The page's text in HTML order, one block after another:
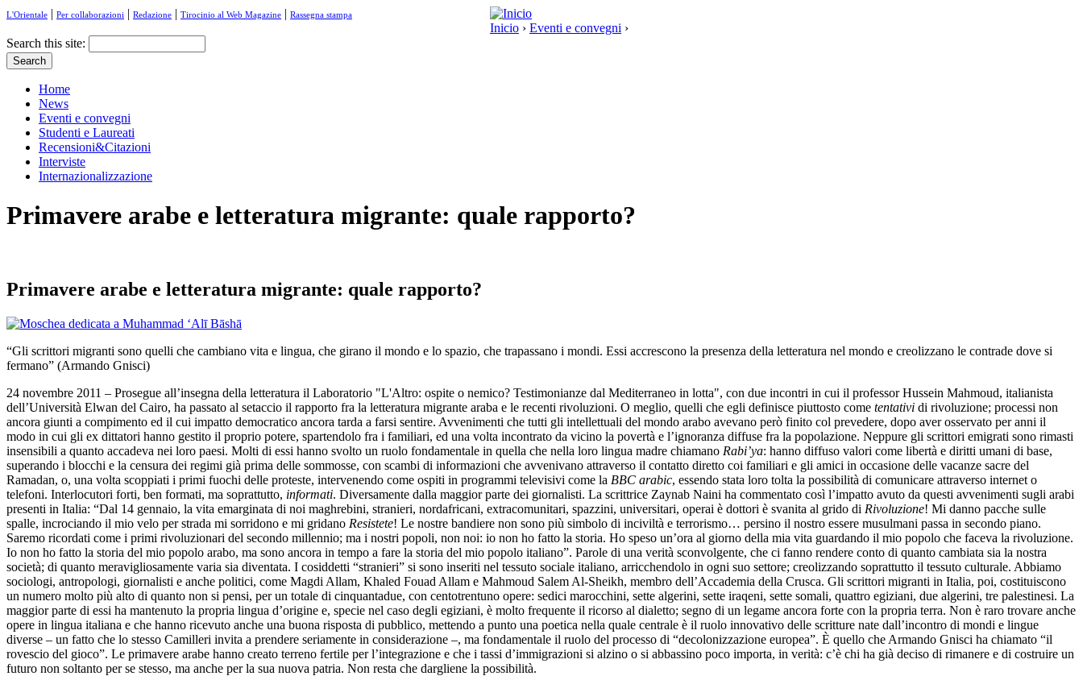
L'Orientale | Per collaborazioni | Redazione | Tirocinio al Web Magazine | Rassegna stampa
Inicio › Eventi e convegni ›
Search this site:
Home
News
Eventi e convegni
Studenti e Laureati
Recensioni&Citazioni
Interviste
Internazionalizzazione
Primavere arabe e letteratura migrante: quale rapporto?
Primavere arabe e letteratura migrante: quale rapporto?
“Gli scrittori migranti sono quelli che cambiano vita e lingua, che girano il mondo e lo spazio, che trapassano i mondi. Essi accrescono la presenza della letteratura nel mondo e creolizzano le contrade dove si
fermano” (Armando Gnisci)
24 novembre 2011 – Prosegue all’insegna della letteratura il Laboratorio "L'Altro: ospite o nemico? Testimonianze dal Mediterraneo in lotta", con due incontri in cui il professor Hussein Mahmoud, italianista
dell’Università Elwan del Cairo, ha passato al setaccio il rapporto fra la letteratura migrante araba e le recenti rivoluzioni. O meglio, quelli che egli definisce piuttosto come tentativi di rivoluzione; processi non
ancora giunti a compimento ed il cui impatto democratico ancora tarda a farsi sentire. Avvenimenti che tutti gli intellettuali del mondo arabo avevano però finito col prevedere, dopo aver osservato per anni il
modo in cui gli ex dittatori hanno gestito il proprio potere, spartendolo fra i familiari, ed una volta incontrato da vicino la povertà e l’ignoranza diffuse fra la popolazione. Neppure gli scrittori emigrati sono rimasti
insensibili a quanto accadeva nei loro paesi. Molti di essi hanno svolto un ruolo fondamentale in quella che nella loro lingua madre chiamano Rabi’ya: hanno diffuso valori come libertà e diritti umani di base,
superando i blocchi e la censura dei regimi già prima delle sommosse, con scambi di informazioni che avvenivano attraverso il contatto diretto coi familiari e gli amici in occasione delle vacanze sacre del
Ramadan, o, una volta scoppiati i primi fuochi delle proteste, intervenendo come ospiti in programmi televisivi come la BBC arabic, essendo stata loro tolta la possibilità di comunicare attraverso internet o
telefoni. Interlocutori forti, ben formati, ma soprattutto, informati. Diversamente dalla maggior parte dei giornalisti. La scrittrice Zaynab Naini ha commentato così l’impatto avuto da questi avvenimenti sugli arabi
presenti in Italia: “Dal 14 gennaio, la vita emarginata di noi maghrebini, stranieri, nordafricani, extracomunitari, spazzini, universitari, operai è dottori è svanita al grido di Rivoluzione! Mi danno pacche sulle
spalle, incrociando il mio velo per strada mi sorridono e mi gridano Resistete! Le nostre bandiere non sono più simbolo di inciviltà e terrorismo… persino il nostro essere musulmani passa in secondo piano.
Saremo ricordati come i primi rivoluzionari del secondo millennio; ma i nostri popoli, non noi: io non ho fatto la storia. Ho speso un’ora al giorno della mia vita guardando il mio popolo che faceva la rivoluzione.
Io non ho fatto la storia del mio popolo arabo, ma sono ancora in tempo a fare la storia del mio popolo italiano”. Parole di una verità sconvolgente, che ci fanno rendere conto di quanto cambiata sia la nostra
società; di quanto meravigliosamente varia sia diventata. I cosiddetti “stranieri” si sono inseriti nel tessuto sociale italiano, arricchendolo in ogni suo settore; creolizzando soprattutto il tessuto culturale. Abbiamo
sociologi, antropologi, giornalisti e anche politici, come Magdi Allam, Khaled Fouad Allam e Mahmoud Salem Al-Sheikh, membro dell’Accademia della Crusca. Gli scrittori migranti in Italia, poi, costituiscono
un numero molto più alto di quanto non si pensi, per un totale di cinquantadue, con centotrentuno opere: sedici marocchini, sette algerini, sette iraqeni, sette somali, quattro egiziani, due algerini, tre palestinesi. La
maggior parte di essi ha mantenuto la propria lingua d’origine e, specie nel caso degli egiziani, è molto frequente il ricorso al dialetto; segno di un legame ancora forte con la propria terra. Non è raro trovare anche
opere in lingua italiana e che hanno ricevuto anche una buona risposta di pubblico, mettendo a punto una poetica nella quale centrale è il ruolo innovativo delle scritture nate dall’incontro di mondi e lingue
diverse – un fatto che lo stesso Camilleri invita a prendere seriamente in considerazione –, ma fondamentale il ruolo del processo di “decolonizzazione europea”. È quello che Armando Gnisci ha chiamato “il
rovescio del gioco”. Le primavere arabe hanno creato terreno fertile per l’integrazione e che i tassi d’immigrazioni si alzino o si abbassino poco importa, in verità: c’è chi ha già deciso di rimanere e di costruire un
futuro non soltanto per se stesso, ma anche per la sua nuova patria. Non resta che dargliene la possibilità.